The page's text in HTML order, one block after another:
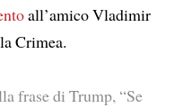
all’amico Vladimir
Crimea.
frase di Trump, “Se